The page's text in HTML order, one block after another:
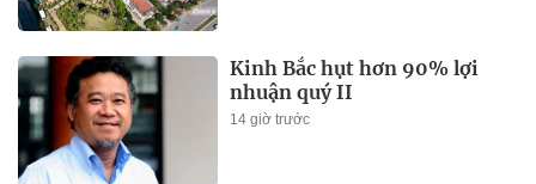
Kinh Bắc hụt hơn 90% lợi
nhuận quý II
14 giờ trước